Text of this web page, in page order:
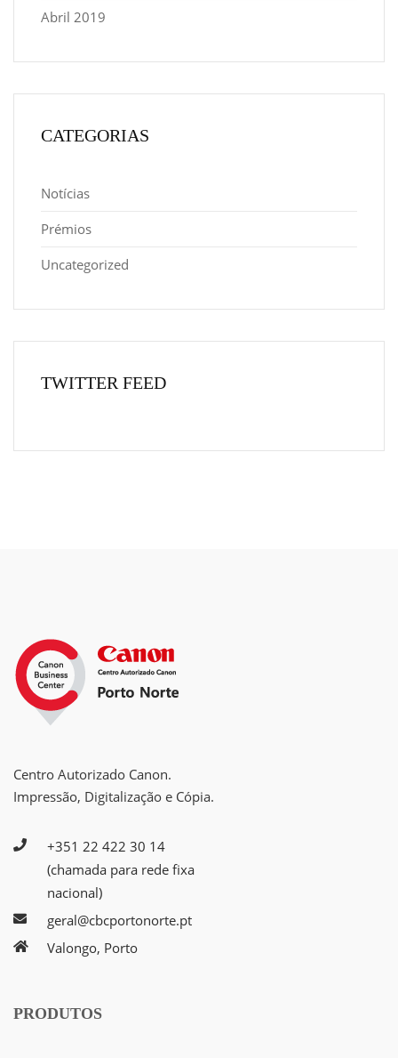
Abril 2019
CATEGORIAS
Notícias
Prémios
Uncategorized
TWITTER FEED
Centro Autorizado Canon.
Impressão, Digitalização e Cópia.
+351 22 422 30 14
(chamada para rede fixa
nacional)
geral@cbcportonorte.pt
Valongo, Porto
PRODUTOS